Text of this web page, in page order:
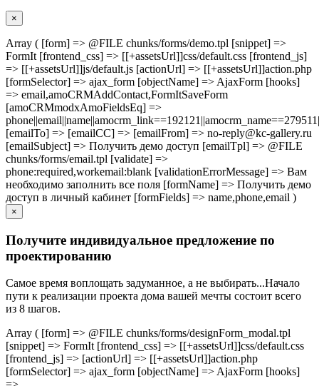
×
Array ( [form] => @FILE chunks/forms/demo.tpl [snippet] =>
FormIt [frontend_css] => [[+assetsUrl]]css/default.css [frontend_js]
=> [[+assetsUrl]]js/default.js [actionUrl] => [[+assetsUrl]]action.php
[formSelector] => ajax_form [objectName] => AjaxForm [hooks]
=> email,amoCRMAddContact,FormItSaveForm
[amoCRMmodxAmoFieldsEq] =>
[emailTo] => [emailCC] => [emailFrom] => no-reply@kc-gallery.ru
[emailSubject] => Получить демо доступ [emailTpl] => @FILE
chunks/forms/email.tpl [validate] =>
phone:required,workemail:blank [validationErrorMessage] => Вам
необходимо заполнить все поля [formName] => Получить демо
доступ в личный кабинет [formFields] => name,phone,email )
×
Получите индивидуальное предложение по
проектированию
Самое время воплощать задуманное, а не выбирать...Начало
пути к реализации проекта дома вашей мечты состоит всего
из 8 шагов.
Array ( [form] => @FILE chunks/forms/designForm_modal.tpl
[snippet] => FormIt [frontend_css] => [[+assetsUrl]]css/default.css
[frontend_js] => [actionUrl] => [[+assetsUrl]]action.php
[formSelector] => ajax_form [objectName] => AjaxForm [hooks]